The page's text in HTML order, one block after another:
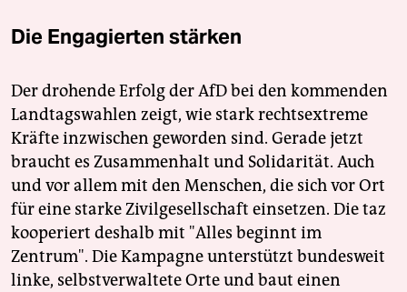
Die Engagierten stärken
Der drohende Erfolg der AfD bei den kommenden
Landtagswahlen zeigt, wie stark rechtsextreme
Kräfte inzwischen geworden sind. Gerade jetzt
braucht es Zusammenhalt und Solidarität. Auch
und vor allem mit den Menschen, die sich vor Ort
für eine starke Zivilgesellschaft einsetzen. Die taz
kooperiert deshalb mit "Alles beginnt im
Zentrum". Die Kampagne unterstützt bundesweit
linke, selbstverwaltete Orte und baut einen